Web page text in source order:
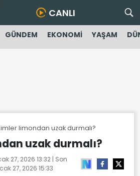
CANLI
GÜNDEM EKONOMİ YAŞAM
limondan uzak durmalı?
uzak durmalı?
27, 2026 13:32 | Son
27, 2026 15:33